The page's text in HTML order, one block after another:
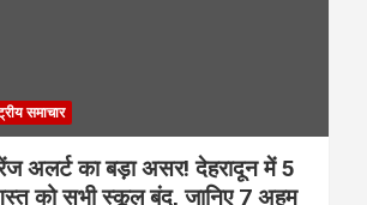
समाचार
अलर्ट का बड़ा असर! देहरादून में 5
को सभी स्कूल बंद, जानिए 7 अहम